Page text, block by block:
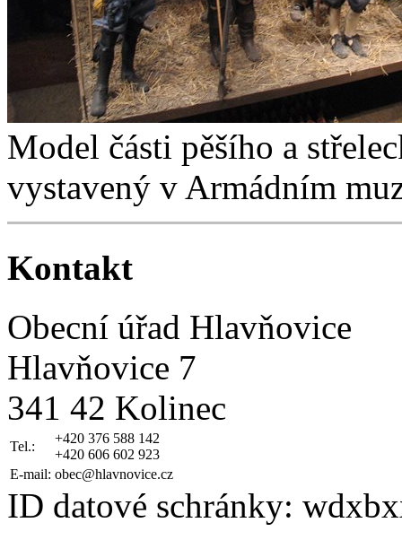
Model části pěšího a
vystavený v Armádním
Kontakt
Obecní úřad Hlavňovice
Hlavňovice 7
341 42 Kolinec
Tel.:
+420 376 588 142
+420 606 602 923
E-mail: obec@hlavnovice.cz
ID datové schránky: